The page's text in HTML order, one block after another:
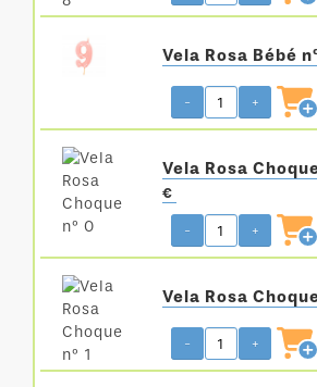
Vela Rosa Bébé
- +
Vela Rosa
€
- +
Vela Rosa
- +